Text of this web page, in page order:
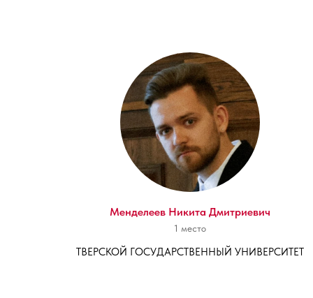
Менделеев Никита Дмитриевич
1 место
ТВЕРСКОЙ ГОСУДАРСТВЕННЫЙ УНИВЕРСИТЕТ